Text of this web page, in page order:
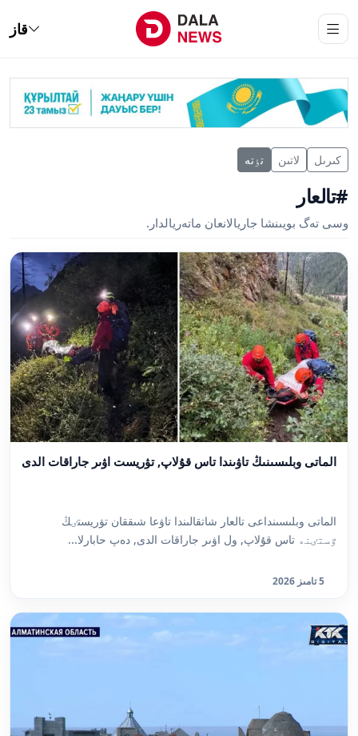
قاز
كىرىل لاتىن تٶتە
#تالعار
وسى تەگ بويىنشا جاريالانعان ماتەريالدار.
الماتى وبلىسىنىڭ تاۋىندا تاس قۇلاپ, تۋريست اۋىر جاراقات الدى
الماتى وبلىسىنداعى تالعار شاتقالىندا تاۋعا شىققان تۋريستٸڭ
ٷستٸنە تاس قۇلاپ, ول اۋىر جاراقات الدى, دەپ حابارلا...
5 تامىز 2026